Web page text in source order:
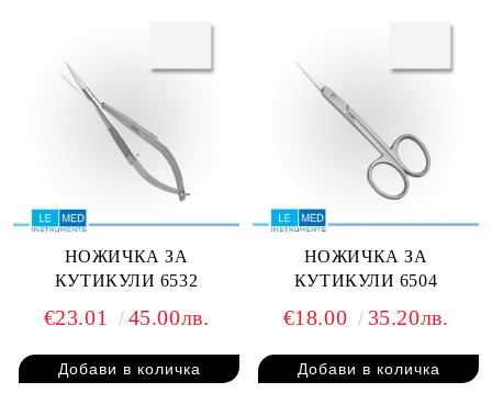
НОЖИЧКА ЗА
КУТИКУЛИ 6532
€23.01 45.00лв.
НОЖИЧКА ЗА
КУТИКУЛИ 6504
€18.00 35.20лв.